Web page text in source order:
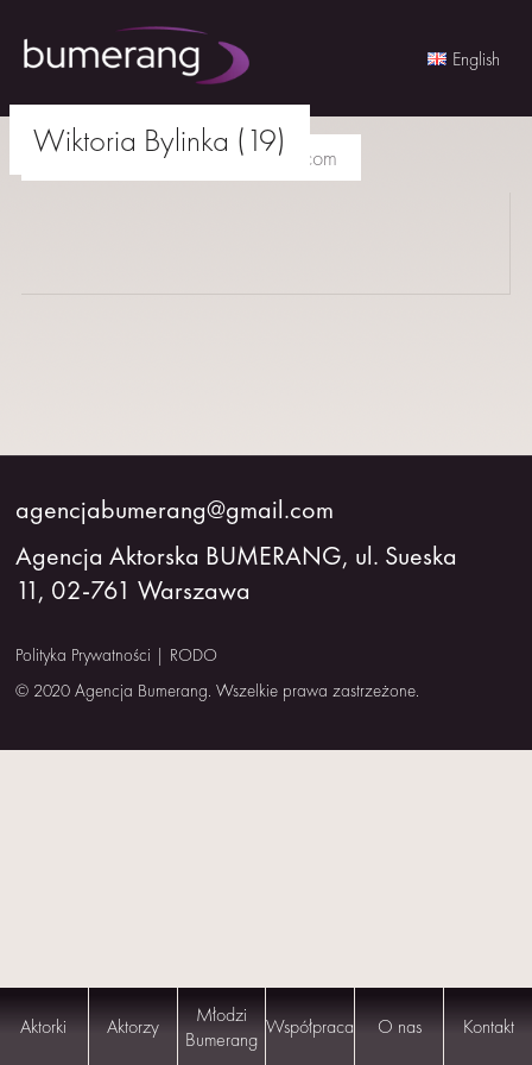
AKTORKI
WSPÓŁPRACA
O
NAS
Aktorki Aktorzy
Młodzi
Bumerang Współpraca O nas Kontakt
English
content
agencjabumerang@gmail.com
Wiktoria Bylinka (19)
agencjabumerang@gmail.com
Agencja Aktorska BUMERANG, ul. Sueska
11, 02-761 Warszawa
Polityka Prywatności | RODO
© 2020 Agencja Bumerang. Wszelkie prawa zastrzeżone.